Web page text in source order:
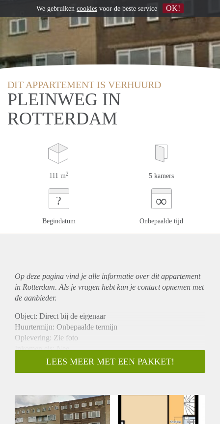
DIT APPARTEMENT IS VERHUURD
PLEINWEG IN
ROTTERDAM
111 m2 5 kamers
?
Begindatum
∞
Onbepaalde tijd
Op deze pagina vind je alle informatie over ditappartement
in Rotterdam. Als je vragen hebt kun je contact opnemen met
de aanbieder.
Object: Direct bij de eigenaar
Huurtermijn: Onbepaalde termijn
Oplevering: Zie foto
Inkomen eis: Nee
Garantiestelling mogelijk: Nee
Borg: 1 Maand
Huisdieren toegestaan: Afhankelijk van de Eigenaar
Huurtoeslag grens: Ja
LEES MEER MET EEN PAKKET!
We gebruiken cookies voor de beste service OK!